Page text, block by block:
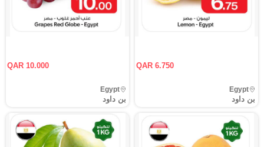
QAR 6.750
بن داود
Egypt
QAR 10.000
بن داود
Egypt